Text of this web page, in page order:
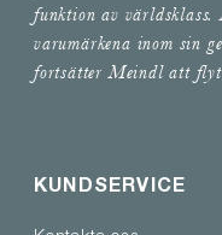
funktion av världsklass.
varumärkena inom sin
fortsätter Meindl att
KUNDSERVICE